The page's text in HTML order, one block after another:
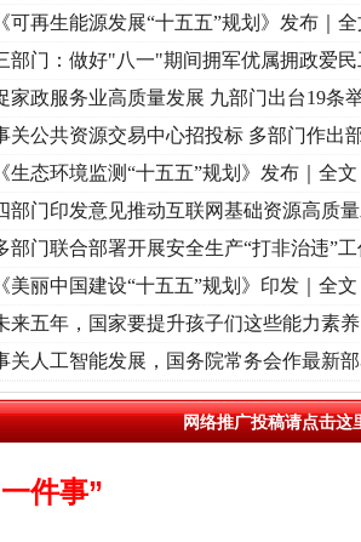
心使命 奋进复兴征程丨红船起航处 潮起..·[视频]一首歌
《可再生能源发展“十五五”规划》发布｜全
部门：做好"八一"期间拥军优属拥政爱
家政服务业高质量发展 九部门出台19条
关公共资源交易中心招投标 多部门作出
《生态环境监测“十五五”规划》发布｜全
部门印发意见推动互联网基础资源高质
部门联合部署开展安全生产“打非治违”
《美丽中国建设“十五五”规划》印发｜全文
来五年，国家要提升孩子们这些能力素养
关人工智能发展，国务院常务会作最新
网络推广投稿请点击这
件事”